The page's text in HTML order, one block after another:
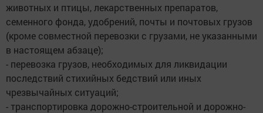
животных и птицы, лекарственных препаратов,
семенного фонда, удобрений, почты и почтовых грузов
(кроме совместной перевозки с грузами, не указанными
в настоящем абзаце);
- перевозка грузов, необходимых для ликвидации
последствий стихийных бедствий или иных
чрезвычайных ситуаций;
- транспортировка дорожно-строительной и дорожно-